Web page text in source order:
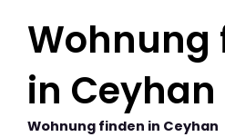
Wohnung
in Ceyhan
Wohnung finden in Ceyhan